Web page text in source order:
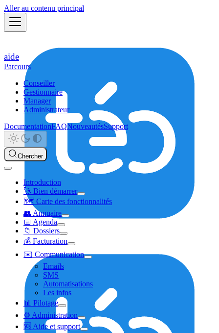
Aller au contenu principal
aide
Parcours
Conseiller
Gestionnaire
Manager
Administrateur
DocumentationFAQNouveautésSupport
Chercher
Introduction
🚀 Bien démarrer
🗺️ Carte des fonctionnalités
👥 Annuaire
📅 Agenda
📁 Dossiers
💰 Facturation
✉️ Communication
Emails
SMS
Automatisations
Les infos
📊 Pilotage
⚙️ Administration
🆘 Aide et support